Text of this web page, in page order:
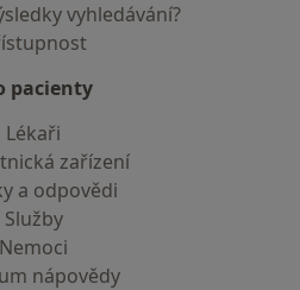
vyhledávání?
pacienty
Lékaři
zařízení
a odpovědi
Služby
Nemoci
nápovědy